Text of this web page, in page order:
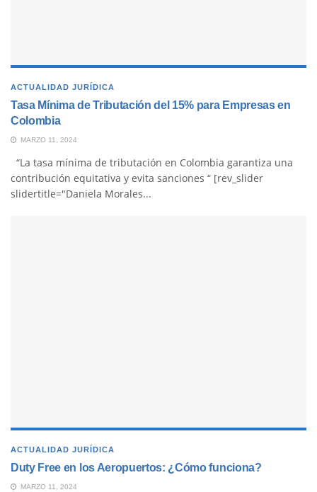
ACTUALIDAD JURÍDICA
Tasa Mínima de Tributación del 15% para Empresas en
Colombia
MARZO 11, 2024
“La tasa mínima de tributación en Colombia garantiza una
contribución equitativa y evita sanciones “ [rev_slider
slidertitle="Daniela Morales...
ACTUALIDAD JURÍDICA
Duty Free en los Aeropuertos: ¿Cómo funciona?
MARZO 11, 2024